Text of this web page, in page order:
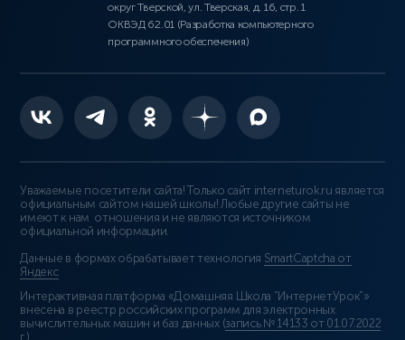
округ Тверской, ул. Тверская, д. 16, стр. 1
ОКВЭД 62.01 (Разработка компьютерного
программного обеспечения)
Уважаемые посетители сайта! Только сайт interneturok.ru является
официальным сайтом нашей школы! Любые другие сайты не
имеют к нам отношения и не являются источником
официальной информации.
Данные в формах обрабатывает технология SmartCaptcha от
Яндекс
Интерактивная платформа «Домашняя Школа “ИнтернетУрок”»
внесена в реестр российских программ для электронных
вычислительных машин и баз данных (запись № 14133 от 01.07.2022
г. ).